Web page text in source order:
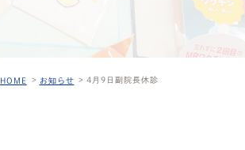
HOME お知らせ 4月9日副院長休診